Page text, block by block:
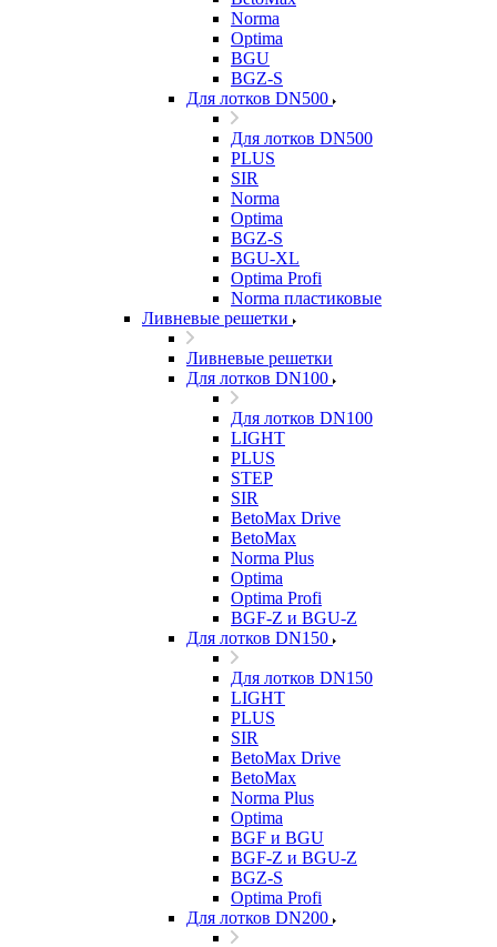
Norma
Optima
BGU
BGZ-S
Для лотков DN500
Для лотков DN500
PLUS
SIR
Norma
Optima
BGZ-S
BGU-XL
Optima Profi
Norma пластиковые
Ливневые решетки
Ливневые решетки
Для лотков DN100
Для лотков DN100
LIGHT
PLUS
STEP
SIR
BetoMax Drive
BetoMax
Norma Plus
Optima
Optima Profi
BGF-Z и BGU-Z
Для лотков DN150
Для лотков DN150
LIGHT
PLUS
SIR
BetoMax Drive
BetoMax
Norma Plus
Optima
BGF и BGU
BGF-Z и BGU-Z
BGZ-S
Optima Profi
Для лотков DN200